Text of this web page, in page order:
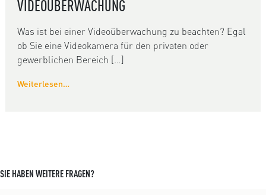
VIDEOÜBERWACHUNG
Was ist bei einer Videoüberwachung zu beachten? Egal
ob Sie eine Videokamera für den privaten oder
gewerblichen Bereich […]
Weiterlesen…
SIE HABEN WEITERE FRAGEN?